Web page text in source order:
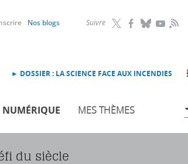
Suivre RSS
Nos blogs
► DOSSIER : LA SCIENCE FACE AUX INCENDIES
NUMÉRIQUE MES THÈMES
du siècle